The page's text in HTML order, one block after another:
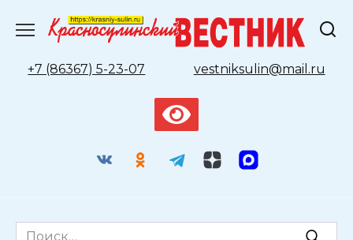
содержанию
+7 (86367) 5-23-07
vestniksulin@mail.ru
Search